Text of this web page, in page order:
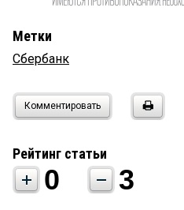
Метки
Сбербанк
Комментировать
Рейтинг статьи
0 3